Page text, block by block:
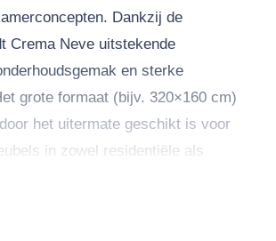
Dankzij de
Crema Neve uitstekende
en sterke
grote formaat (bijv. 320×160 cm)
het uitermate geschikt is voor
in zowel residentiële als